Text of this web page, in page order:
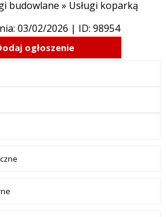
budowlane » Usługi koparką
03/02/2026 | ID: 98954
ogłoszenie